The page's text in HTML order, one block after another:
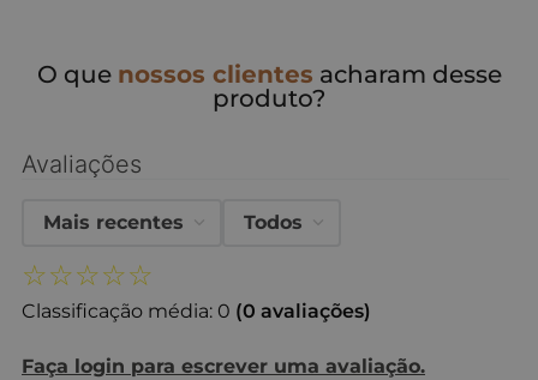
O que nossos clientes acharam desse
produto?
Avaliações
☆☆☆☆☆
Classificação média: 0 (0 avaliações)
Faça login para escrever uma avaliação.
Mais recentes Todos